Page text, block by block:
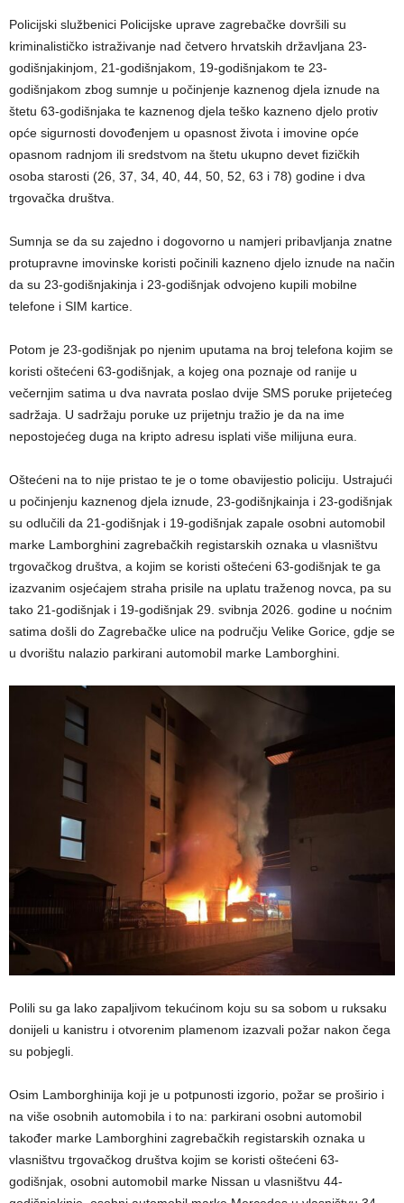
Policijski službenici Policijske uprave zagrebačke dovršili su
kriminalističko istraživanje nad četvero hrvatskih državljana 23-
godišnjakinjom, 21-godišnjakom, 19-godišnjakom te 23-
godišnjakom zbog sumnje u počinjenje kaznenog djela iznude na
štetu 63-godišnjaka te kaznenog djela teško kazneno djelo protiv
opće sigurnosti dovođenjem u opasnost života i imovine opće
opasnom radnjom ili sredstvom na štetu ukupno devet fizičkih
osoba starosti (26, 37, 34, 40, 44, 50, 52, 63 i 78) godine i dva
trgovačka društva.
Sumnja se da su zajedno i dogovorno u namjeri pribavljanja znatne
protupravne imovinske koristi počinili kazneno djelo iznude na način
da su 23-godišnjakinja i 23-godišnjak odvojeno kupili mobilne
telefone i SIM kartice.
Potom je 23-godišnjak po njenim uputama na broj telefona kojim se
koristi oštećeni 63-godišnjak, a kojeg ona poznaje od ranije u
večernjim satima u dva navrata poslao dvije SMS poruke prijetećeg
sadržaja. U sadržaju poruke uz prijetnju tražio je da na ime
nepostojećeg duga na kripto adresu isplati više milijuna eura.
Oštećeni na to nije pristao te je o tome obavijestio policiju. Ustrajući
u počinjenju kaznenog djela iznude, 23-godišnjkainja i 23-godišnjak
su odlučili da 21-godišnjak i 19-godišnjak zapale osobni automobil
marke Lamborghini zagrebačkih registarskih oznaka u vlasništvu
trgovačkog društva, a kojim se koristi oštećeni 63-godišnjak te ga
izazvanim osjećajem straha prisile na uplatu traženog novca, pa su
tako 21-godišnjak i 19-godišnjak 29. svibnja 2026. godine u noćnim
satima došli do Zagrebačke ulice na području Velike Gorice, gdje se
u dvorištu nalazio parkirani automobil marke Lamborghini.
Polili su ga lako zapaljivom tekućinom koju su sa sobom u ruksaku
donijeli u kanistru i otvorenim plamenom izazvali požar nakon čega
su pobjegli.
Osim Lamborghinija koji je u potpunosti izgorio, požar se proširio i
na više osobnih automobila i to na: parkirani osobni automobil
također marke Lamborghini zagrebačkih registarskih oznaka u
vlasništvu trgovačkog društva kojim se koristi oštećeni 63-
godišnjak, osobni automobil marke Nissan u vlasništvu 44-